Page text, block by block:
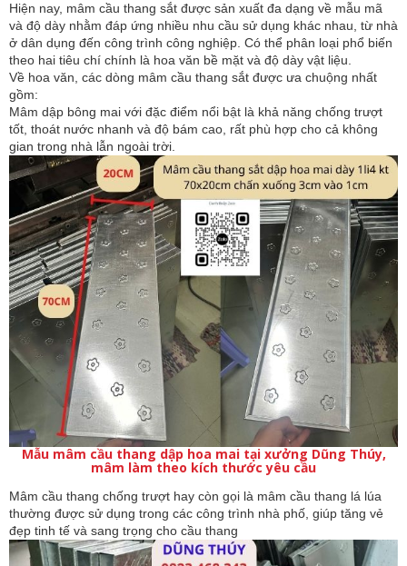
Hiện nay, mâm cầu thang sắt được sản xuất đa dạng về mẫu mã
và độ dày nhằm đáp ứng nhiều nhu cầu sử dụng khác nhau, từ nhà
ở dân dụng đến công trình công nghiệp. Có thể phân loại phổ biến
theo hai tiêu chí chính là hoa văn bề mặt và độ dày vật liệu.
Về hoa văn, các dòng mâm cầu thang sắt được ưa chuộng nhất
gồm:
Mâm dập bông mai với đặc điểm nổi bật là khả năng chống trượt
tốt, thoát nước nhanh và độ bám cao, rất phù hợp cho cả không
gian trong nhà lẫn ngoài trời.
Mẫu mâm cầu thang dập hoa mai tại xưởng Dũng Thúy,
mâm làm theo kích thước yêu cầu
thường được sử dụng trong các công trình nhà phố, giúp tăng vẻ
đẹp tinh tế và sang trọng cho cầu thang